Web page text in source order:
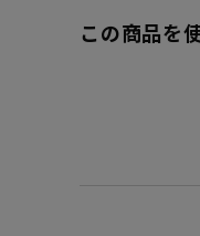
この商品を